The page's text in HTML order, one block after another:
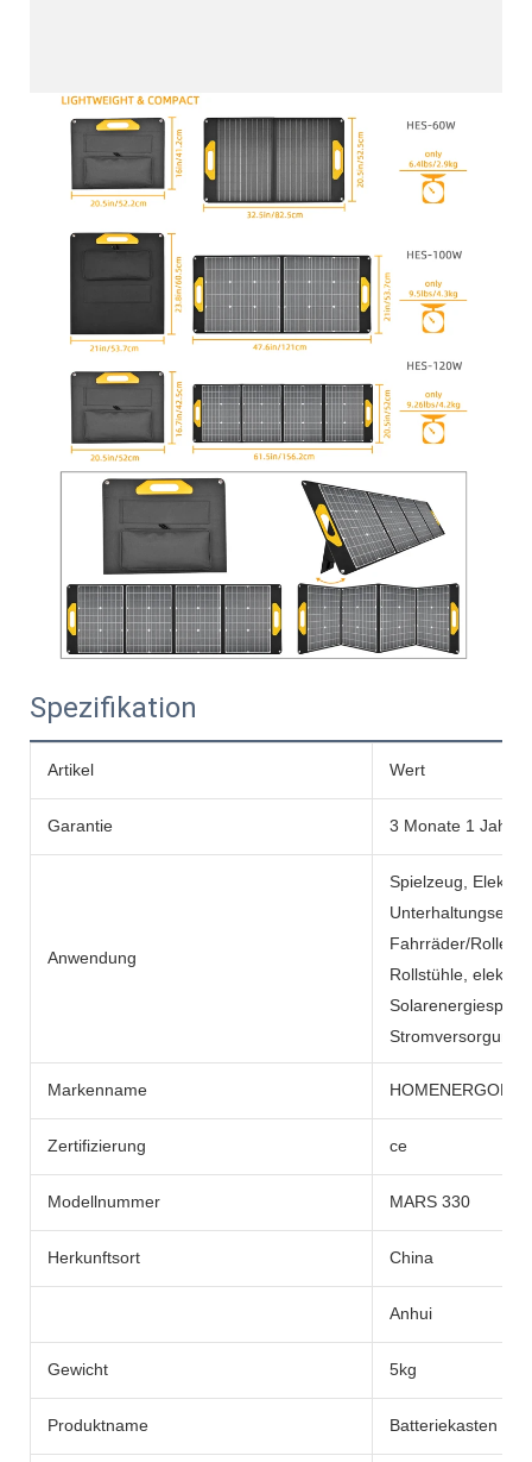
Spezifikation
Artikel Wert
Garantie 3 Monate 1 Jahr
Anwendung
Spielzeug,
Fahrräder/Roller,
Rollstühle,
Markenname HOMENERGON
Zertifizierung ce
Modellnummer MARS 330
Herkunftsort China
Anhui
Gewicht 5kg
Produktname Batteriekasten